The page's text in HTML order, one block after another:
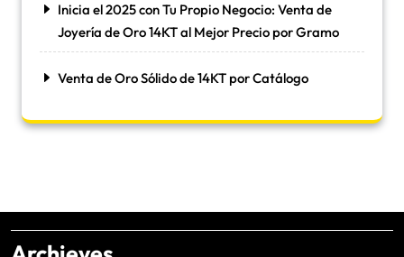
Inicia el 2025 con Tu Propio Negocio: Venta de
Joyería de Oro 14KT al Mejor Precio por Gramo
Venta de Oro Sólido de 14KT por Catálogo